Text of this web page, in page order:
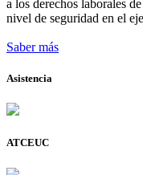
a los derechos laborales
nivel de seguridad en el
Saber más
Asistencia
ATCEUC